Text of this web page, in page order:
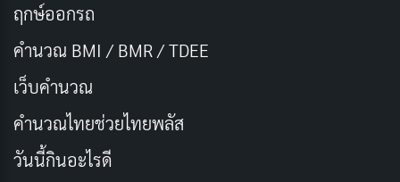
สัมพันธ์ประเภทใด
ในครอบครัว
ร้องไห้ และการจับมือขณะเดินในที่สาธารณะ งานวิจัยพบ
ว่าเด็กที่ได้รับ Skinship อย่างสม่ำเสมอในวัยต้นมี
ฤกษ์ออกรถ
คำนวณ BMI / BMR / TDEE
เว็บคํานวณ
คํานวณไทยช่วยไทยพลัส
วันนี้กินอะไรดี